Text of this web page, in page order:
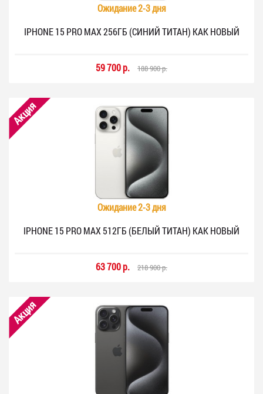
Ожидание 2-3 дня
IPHONE 15 PRO MAX 256ГБ (СИНИЙ ТИТАН) КАК НОВЫЙ
59 700 р. 188 900 р.
Акция
Ожидание 2-3 дня
IPHONE 15 PRO MAX 512ГБ (БЕЛЫЙ ТИТАН) КАК НОВЫЙ
63 700 р. 218 900 р.
Акция